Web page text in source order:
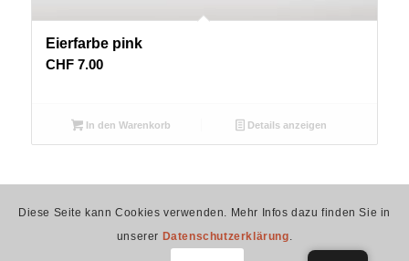
Eierfarbe pink
CHF7.00
In den Warenkorb Details anzeigen
eifarb.ch – betrieben durch Spruchreif GmbH –Impressum
Diese Seite kann Cookies verwenden. Mehr Infos dazu finden Sie in
unserer Datenschutzerklärung.